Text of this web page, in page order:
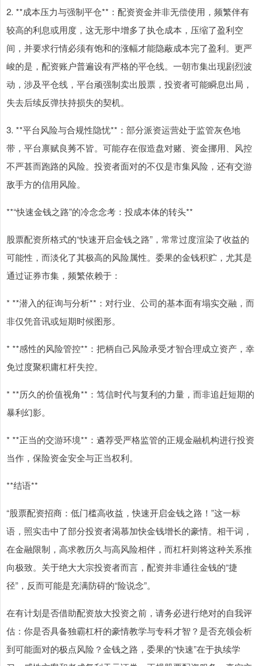
2. **成本压力与强制平仓**：配资资金并非无偿使用，频繁伴有
较高的利息或用度，这无形中增多了执仓成本，压缩了盈利空
间，并要求行情必须有饱和的涨幅才能隐蔽成本完了盈利。更严
峻的是，配资账户普遍设有严格的平仓线。一朝市集出现剧烈波
动，涉及平仓线，平台顽强制卖出股票，投资者可能瞬息出局，
失去后续反弹扶持损失的契机。
3. **平台风险与合规性隐忧**：部分派资运营处于监管灰色地
带，平台禀赋良莠不皆。可能存在假造盘对赌、资金挪用、风控
不严甚而跑路的风险。投资者面对的不仅是市集风险，还有交游
敌手方的信用风险。
**“快速金钱之路”的冷念念考：投成本体的转头**
股票配资所格式的“快速开启金钱之路”，常常过度渲染了收益的
可能性，而淡化了其极高的风险属性。委果的金钱积贮，尤其是
通过证券市集，频繁依赖于：
* **潜入的征询与分析**：对行业、公司的基本面有塌实交融，而
非仅凭音讯或短期时候图形。
* **感性的风险管控**：把柄自己风险承受才智合理成立资产，幸
免过度聚积庸杠杆失控。
* **历久的价值视角**：笃信时代与复利的力量，而非追赶短期的
暴利幻影。
* **正当的交游环境**：遴荐受严格监管的正规金融机构进行投资
当作，保险资金安全与正当权利。
**结语**
“股票配资招商：低门槛高收益，快速开启金钱之路！”这一标
语，照实击中了部分投资者渴慕加快金钱增长的豪情。相干词，
在金融限制，高求教历久与高风险相伴，而杠杆则将这种关系推
向极致。关于绝大大宗投资者而言，配资并非通往金钱的“捷
径”，反而可能是充满防碍的“险说念”。
在有计划是否借助配资放大投资之前，请务必进行绝对的自我评
估：你是否具备独霸杠杆的豪情教学与专科才智？是否充领会析
到可能面对的极点风险？金钱之路，委果的“快速”在于执续学